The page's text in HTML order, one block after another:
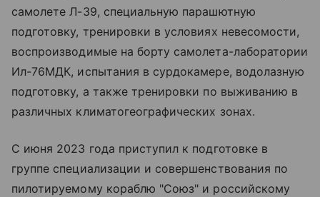
самолете Л-39, специальную парашютную
подготовку, тренировки в условиях невесомости,
воспроизводимые на борту самолета-лаборатории
Ил-76МДК, испытания в сурдокамере, водолазную
подготовку, а также тренировки по выживанию в
различных климатогеографических зонах.
С июня 2023 года приступил к подготовке в
группе специализации и совершенствования по
пилотируемому кораблю "Союз" и российскому